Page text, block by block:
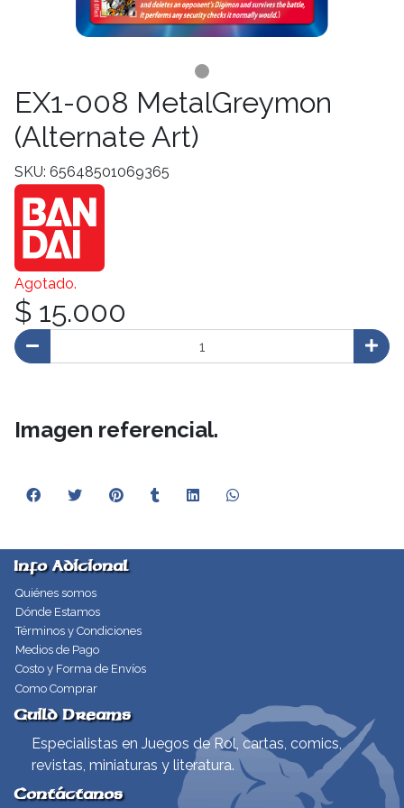
EX1-008 MetalGreymon
(Alternate Art)
SKU: 65648501069365
Agotado.
$ 15.000
Imagen referencial.
Info Adicional
Quiénes somos
Dónde Estamos
Términos y Condiciones
Medios de Pago
Costo y Forma de Envíos
Como Comprar
Guild Dreams
Especialistas en Juegos de Rol, cartas, comics,
revistas, miniaturas y literatura.
Contáctanos